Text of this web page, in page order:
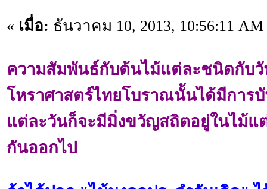
« เมื่อ: ธันวาคม 10, 2013, 10:56:11 AM
ความสัมพันธ์กับต้นไม้แต่ละชนิดกับวั
โหราศาสตร์ไทยโบราณนั้นได้มีการ
แต่ละวันก็จะมีมิ่งขวัญสถิตอยู่ในไม้แ
กันออกไป